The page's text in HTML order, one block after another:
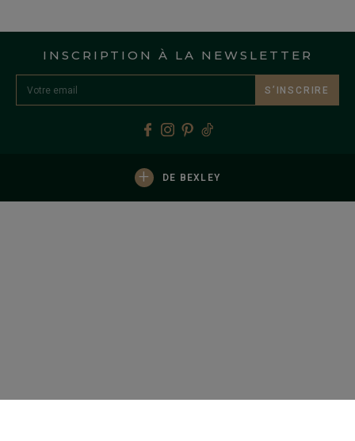
INSCRIPTION À LA NEWSLETTER
S’INSCRIRE
+ DE BEXLEY